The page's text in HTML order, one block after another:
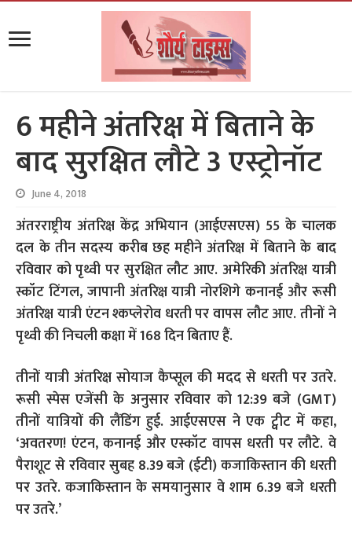
6 महीने अंतरिक्ष में बिताने के
बाद सुरक्षित लौटे 3 एस्ट्रोनॉट
June 4, 2018
अंतरराष्ट्रीय अंतरिक्ष केंद्र अभियान (आईएसएस) 55 के चालक
दल के तीन सदस्य करीब छह महीने अंतरिक्ष में बिताने के बाद
रविवार को पृथ्वी पर सुरक्षित लौट आए. अमेरिकी अंतरिक्ष यात्री
स्कॉट टिंगल, जापानी अंतरिक्ष यात्री नोरशिगे कनानई और रूसी
अंतरिक्ष यात्री एंटन श्कप्लेरोव धरती पर वापस लौट आए. तीनों ने
पृथ्वी की निचली कक्षा में 168 दिन बिताए हैं.
तीनों यात्री अंतरिक्ष सोयाज कैप्सूल की मदद से धरती पर उतरे.
रूसी स्पेस एजेंसी के अनुसार रविवार को 12:39 बजे (GMT)
तीनों यात्रियों की लैंडिंग हुई. आईएसएस ने एक ट्वीट में कहा,
‘अवतरण! एंटन, कनानई और एस्कॉट वापस धरती पर लौटे. वे
पैराशूट से रविवार सुबह 8.39 बजे (ईटी) कजाकिस्तान की धरती
पर उतरे. कजाकिस्तान के समयानुसार वे शाम 6.39 बजे धरती
पर उतरे.’